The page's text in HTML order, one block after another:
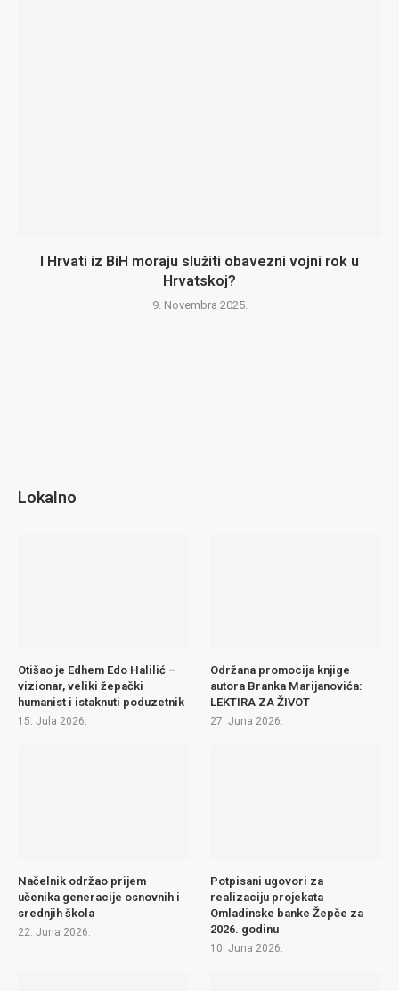
I Hrvati iz BiH moraju služiti obavezni vojni rok u
Hrvatskoj?
9. Novembra 2025.
Lokalno
Otišao je Edhem Edo Halilić –
vizionar, veliki žepački
humanist i istaknuti poduzetnik
15. Jula 2026.
Održana promocija knjige
autora Branka Marijanovića:
LEKTIRA ZA ŽIVOT
27. Juna 2026.
Načelnik održao prijem
učenika generacije osnovnih i
srednjih škola
22. Juna 2026.
Potpisani ugovori za
realizaciju projekata
Omladinske banke Žepče za
2026. godinu
10. Juna 2026.